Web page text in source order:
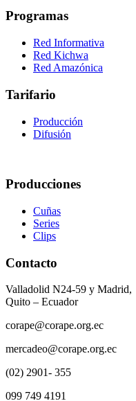
Programas
Red Informativa
Red Kichwa
Red Amazónica
Tarifario
Producción
Difusión
Producciones
Cuñas
Series
Clips
Contacto
Valladolid N24-59 y Madrid,
Quito – Ecuador
corape@corape.org.ec
mercadeo@corape.org.ec
(02) 2901- 355
099 749 4191